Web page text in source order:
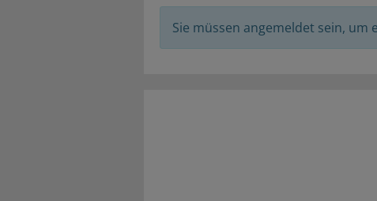
Sie müssen angemeldet sein,